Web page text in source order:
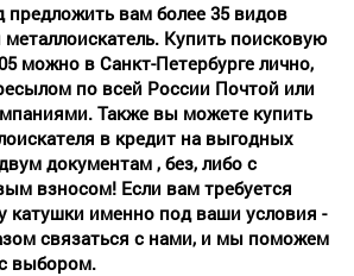
предложить вам более 35 видов
Купить поисковую
можно в Санкт-Петербурге лично,
по всей России Почтой или
Также вы можете купить
в кредит на выгодных
документам , без, либо с
взносом! Если вам требуется
катушки именно под ваши условия -
связаться с нами, и мы поможем
выбором.